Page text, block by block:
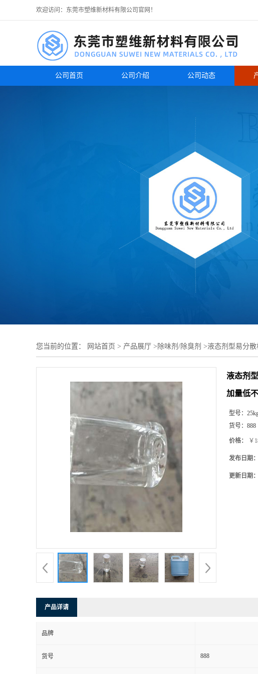
欢迎访问：东莞市塑维新材料有限公司官网！
公司首页 公司介绍 公司动态
您当前的位置： 网站首页 > 产品展厅 > 除味剂/除臭剂 >液态剂型易分
方案
液态剂
加量低
型号：
货号： 888
价格： ￥
发布日期：
更新日期：
产品详请
品牌
货号 888